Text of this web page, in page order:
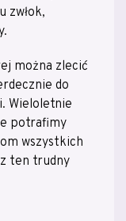
zwłok,
można zlecić
do
Wieloletnie
potrafimy
wszystkich
ten trudny